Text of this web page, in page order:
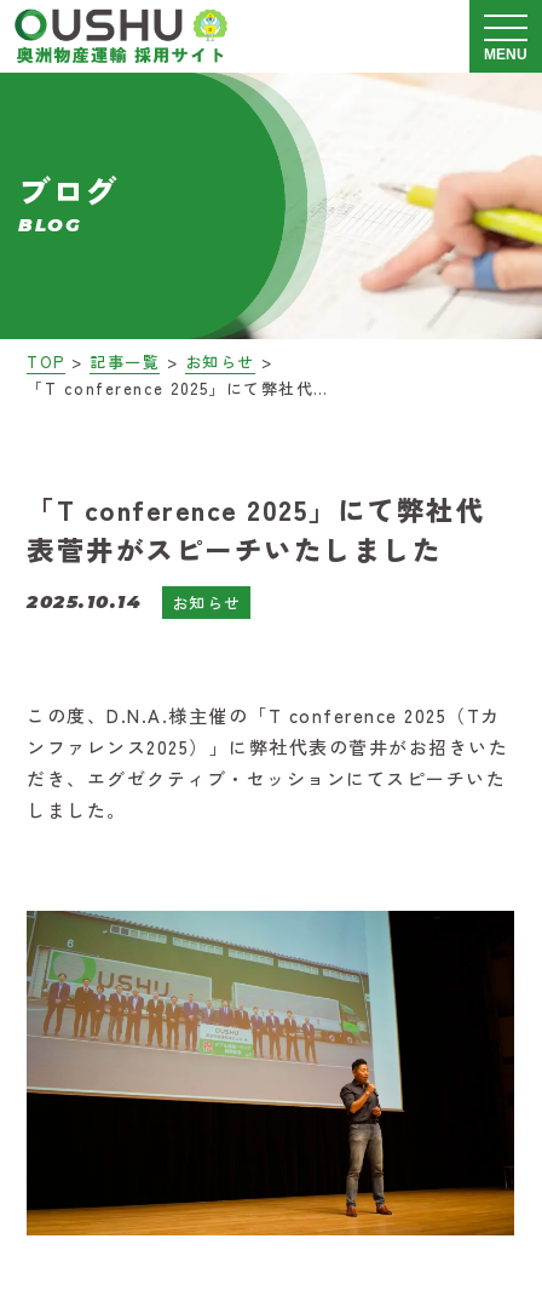
メニ
MENU
運送事業 採用情報
募集要項
ブログ
BLOG
TOP > 記事一覧 > お知らせ >
「T conference 2025」にて弊社代表菅井がスピーチいたしました
「T conference 2025」にて弊社代
表菅井がスピーチいたしました
2025.10.14 お知らせ
この度、D.N.A.様主催の「T conference 2025（Tカ
ンファレンス2025）」に弊社代表の菅井がお招きいた
だき、エグゼクティブ・セッションにてスピーチいた
しました。